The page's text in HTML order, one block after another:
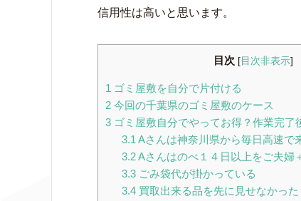
信用性は高いと思います。
目次 [ 目次非表示]
1 ゴミ屋敷を自分で片付ける
2 今回の千葉県のゴミ屋敷のケース
3 ゴミ屋敷自分でやってお得？作業完了
3.1 Aさんは神奈川県から毎日高速で
3.2Aさんはのべ１４日以上をご夫婦
3.3ごみ袋代が掛かっている
3.4買取出来る品を先に見せなかった